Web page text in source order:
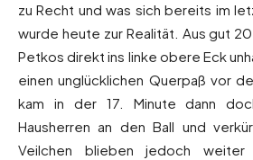
zu Recht und was sich bereits im
wurde heute zur Realität. Aus gut
Petkos direkt ins linke obere Eck
einen unglücklichen Querpaß vor
kam in der 17. Minute dann
Hausherren an den Ball und
Veilchen blieben jedoch